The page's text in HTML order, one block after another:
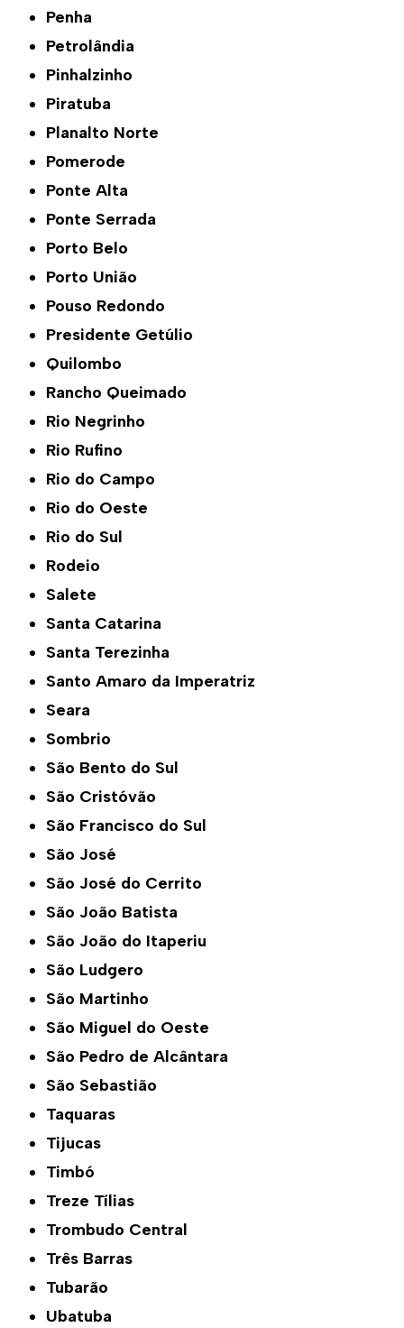
Penha
Petrolândia
Pinhalzinho
Piratuba
Planalto Norte
Pomerode
Ponte Alta
Ponte Serrada
Porto Belo
Porto União
Pouso Redondo
Presidente Getúlio
Quilombo
Rancho Queimado
Rio Negrinho
Rio Rufino
Rio do Campo
Rio do Oeste
Rio do Sul
Rodeio
Salete
Santa Catarina
Santa Terezinha
Santo Amaro da Imperatriz
Seara
Sombrio
São Bento do Sul
São Cristóvão
São Francisco do Sul
São José
São José do Cerrito
São João Batista
São João do Itaperiu
São Ludgero
São Martinho
São Miguel do Oeste
São Pedro de Alcântara
São Sebastião
Taquaras
Tijucas
Timbó
Treze Tílias
Trombudo Central
Três Barras
Tubarão
Ubatuba